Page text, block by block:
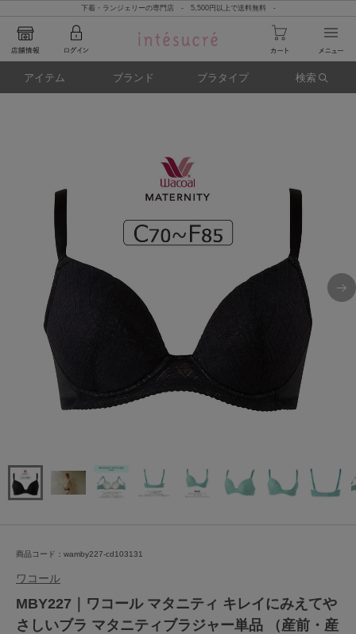
下着・ランジェリーの専門店 - 5,500円以上で送料無料 -
アイテム ブランド ブラタイプ 検索
商品コード：wamby227-cd103131
ワコール
MBY227｜ワコール マタニティ キレイにみえてや
さしいブラ マタニティブラジャー単品 （産前・産